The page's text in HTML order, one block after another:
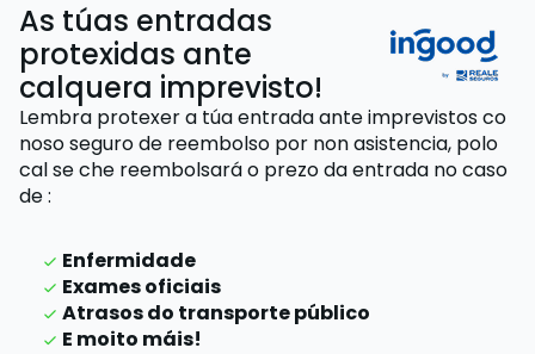
As túas entradas
protexidas ante
calquera imprevisto!
Lembra protexer a túa entrada ante imprevistos co
noso seguro de reembolso por non asistencia, polo
cal se che reembolsará o prezo da entrada no caso
de:
Enfermidade
Exames oficiais
Atrasos do transporte público
E moito máis!